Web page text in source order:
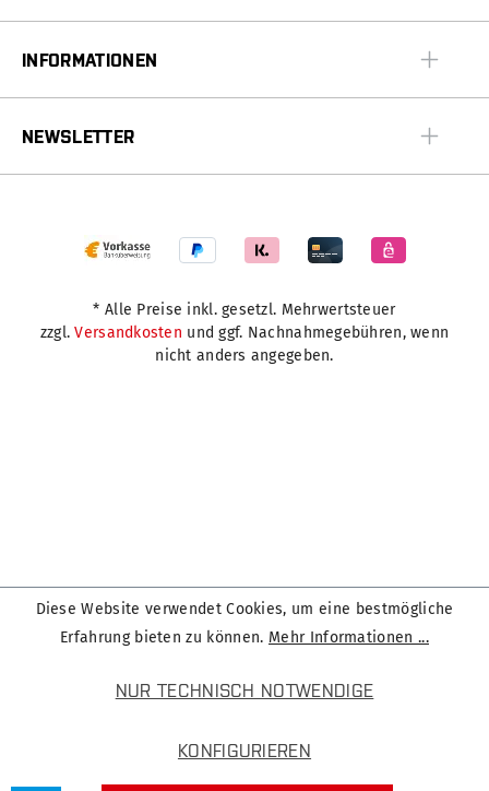
INFORMATIONEN
NEWSLETTER
* Alle Preise inkl. gesetzl. Mehrwertsteuer
zzgl.Versandkosten und ggf. Nachnahmegebühren, wenn
nicht anders angegeben.
Diese Website verwendet Cookies, um eine bestmögliche
Erfahrung bieten zu können. Mehr Informationen ...
NUR TECHNISCH NOTWENDIGE
KONFIGURIEREN